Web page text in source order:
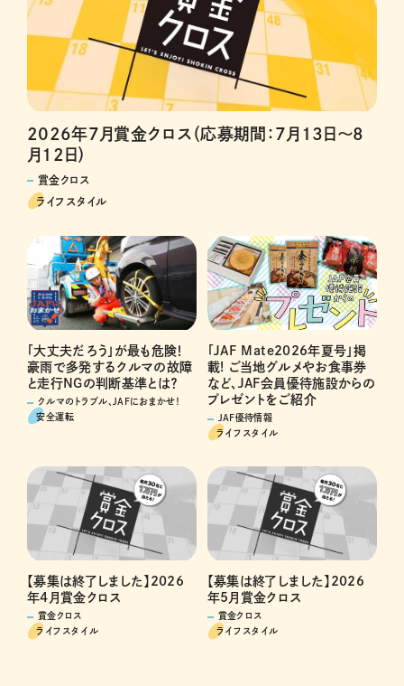
2026年7月賞金クロス（応募期間：7月13日～8
月12日）
賞金クロス
ライフスタイル
「大丈夫だろう」が最も危険！
豪雨で多発するクルマの故障
と走行NGの判断基準とは？
クルマのトラブル、JAFにおまかせ！
安全運転
「JAF Mate2026年夏号」掲
載! ご当地グルメやお食事券
など、JAF会員優待施設からの
プレゼントをご紹介
JAF優待情報
ライフスタイル
【募集は終了しました】2026
年4月賞金クロス
賞金クロス
ライフスタイル
【募集は終了しました】2026
年5月賞金クロス
賞金クロス
ライフスタイル